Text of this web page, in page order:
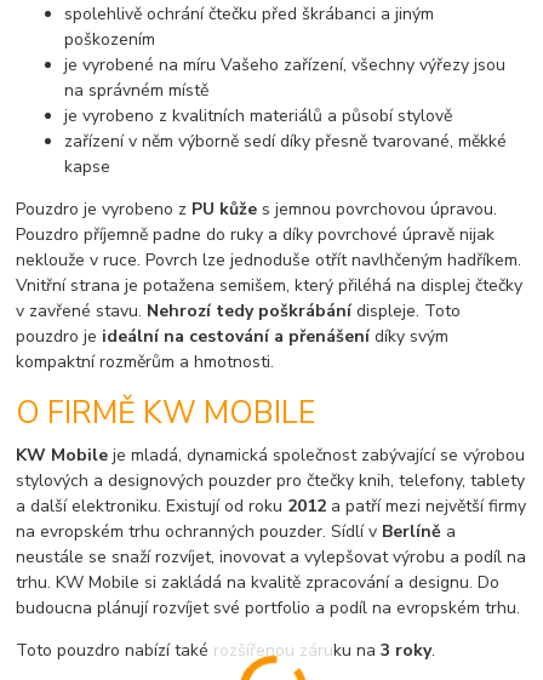
spolehlivě ochrání čtečku před škrábanci a jiným
poškozením
je vyrobené na míru Vašeho zařízení, všechny výřezy jsou
na správném místě
je vyrobeno z kvalitních materiálů a působí stylově
zařízení v něm výborně sedí díky přesně tvarované, měkké
kapse
Pouzdro je vyrobeno z PU kůže s jemnou povrchovou úpravou.
Pouzdro příjemně padne do ruky a díky povrchové úpravě nijak
neklouže v ruce. Povrch lze jednoduše otřít navlhčeným hadříkem.
Vnitřní strana je potažena semišem, který přiléhá na displej čtečky
v zavřené stavu. Nehrozí tedy poškrábánídispleje. Toto
pouzdro je ideální na cestování a přenášenídíky svým
kompaktní rozměrům a hmotnosti.
O FIRMĚ KW MOBILE
KW Mobile je mladá, dynamická společnost zabývající se výrobou
stylových a designových pouzder pro čtečky knih, telefony, tablety
a další elektroniku. Existují od roku 2012 a patří mezi největší firmy
na evropském trhu ochranných pouzder. Sídlí v Berlíně a
neustále se snaží rozvíjet, inovovat a vylepšovat výrobu a podíl na
trhu. KW Mobile si zakládá na kvalitě zpracování a designu. Do
budoucna plánují rozvíjet své portfolio a podíl na evropském trhu.
Toto pouzdro nabízí také rozšířenou záruku na3 roky.